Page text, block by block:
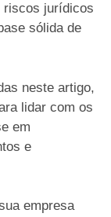
riscos jurídicos
sólida de
neste artigo,
lidar com os
em
e
empresa